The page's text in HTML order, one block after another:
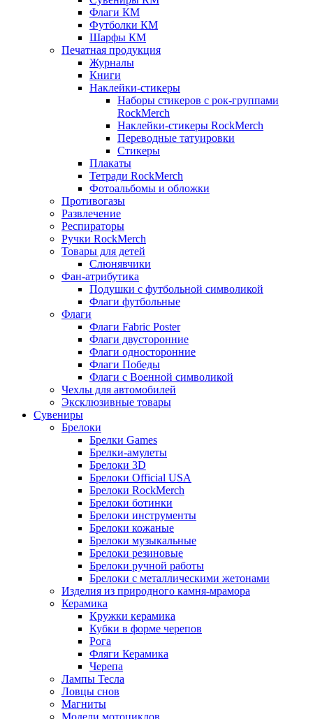
Флаги КМ
Футболки КМ
Шарфы КМ
Печатная продукция
Журналы
Книги
Наклейки-стикеры
Наборы стикеров с рок-группами
RockMerch
Наклейки-стикеры RockMerch
Переводные татуировки
Стикеры
Плакаты
Тетради RockMerch
Фотоальбомы и обложки
Противогазы
Развлечение
Респираторы
Ручки RockMerch
Товары для детей
Слюнявчики
Фан-атрибутика
Подушки с футбольной символикой
Флаги футбольные
Флаги
Флаги Fabric Poster
Флаги двусторонние
Флаги односторонние
Флаги Победы
Флаги с Военной символикой
Чехлы для автомобилей
Эксклюзивные товары
Сувениры
Брелоки
Брелки Games
Брелки-амулеты
Брелоки 3D
Брелоки Official USA
Брелоки RockMerch
Брелоки ботинки
Брелоки инструменты
Брелоки кожаные
Брелоки музыкальные
Брелоки резиновые
Брелоки ручной работы
Брелоки с металлическими жетонами
Изделия из природного камня-мрамора
Керамика
Кружки керамика
Кубки в форме черепов
Рога
Фляги Керамика
Черепа
Лампы Тесла
Ловцы снов
Магниты
Модели мотоциклов